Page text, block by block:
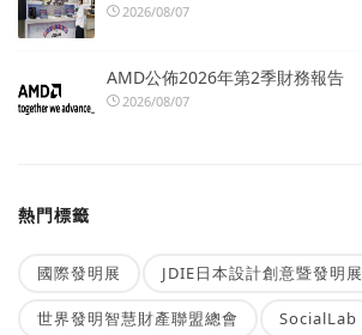
2026/08/07
AMD公佈2026年第2季財務報告
2026/08/07
熱門標籤
國際發明展 JDIE日本設計創意暨發明展
世界發明智慧財產聯盟總會 SocialLab